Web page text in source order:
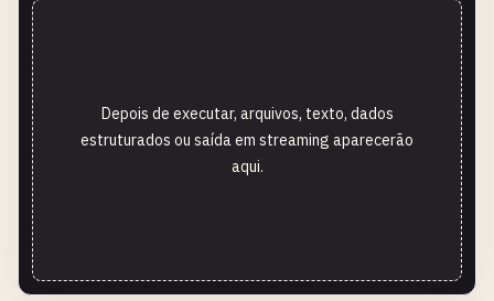
Depois de executar, arquivos, texto, dados
estruturados ou saída em streaming aparecerão
aqui.